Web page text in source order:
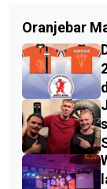
Oranjebar